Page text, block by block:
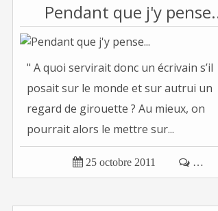
Pendant que j'y
" A quoi servirait donc un écrivain s’il
posait sur le monde et sur autrui un
regard de girouette ? Au mieux, on
pourrait alors le mettre sur...
 25 octobre 2011  …